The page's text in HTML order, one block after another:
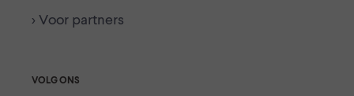
> Voor partners
VOLG ONS